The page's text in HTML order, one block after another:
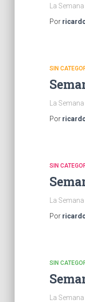
La
Por
SIN
La
Por
SIN
La
Por
SIN
La